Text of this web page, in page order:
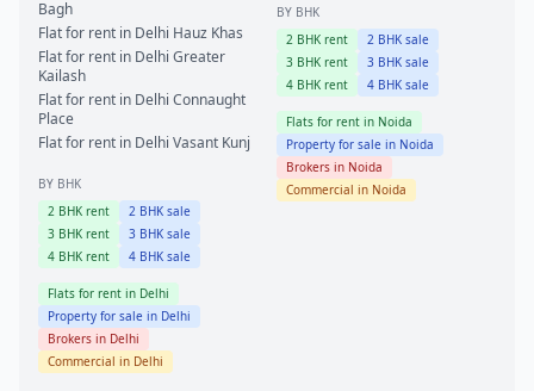
Bagh
Flat for rent in Delhi Hauz Khas
Flat for rent in Delhi Greater
Kailash
Flat for rent in Delhi Connaught
Place
Flat for rent in Delhi Vasant Kunj
BY BHK
2 BHK rent 2 BHK sale
3 BHK rent 3 BHK sale
4 BHK rent 4 BHK sale
Flats for rent in Delhi
Property for sale in Delhi
Brokers in Delhi
Commercial in Delhi
BY BHK
2 BHK rent 2 BHK sale
3 BHK rent 3 BHK sale
4 BHK rent 4 BHK sale
Flats for rent in Noida
Property for sale in Noida
Brokers in Noida
Commercial in Noida